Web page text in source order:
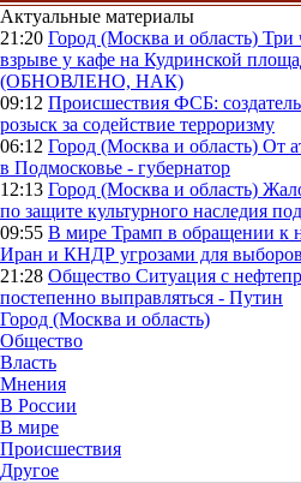
Актуальные материалы
21:20 Город (Москва и область) Три
взрыве у кафе на Кудринской
(ОБНОВЛЕНО, НАК)
09:12 Происшествия ФСБ:
розыск за содействие терроризму
06:12 Город (Москва и область) От
в Подмосковье - губернатор
12:13 Город (Москва и область)
по защите культурного наследия
09:55 В мире Трамп в обращении к
Иран и КНДР угрозами для
21:28 Общество Ситуация с
постепенно выправляться - Путин
Город (Москва и область)
Общество
Власть
Мнения
В России
В мире
Происшествия
Другое